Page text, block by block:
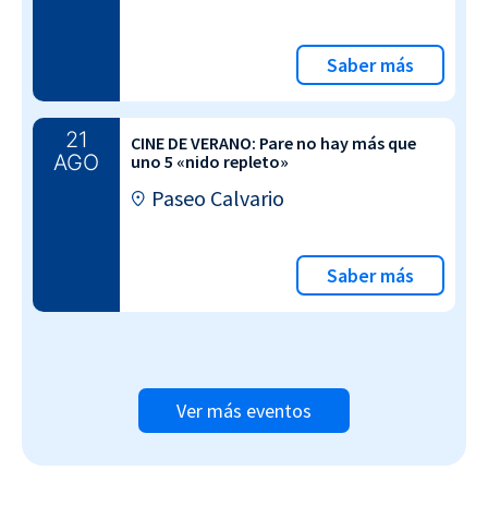
Saber más
21
AGO
CINE DE VERANO: Pare no hay más que
uno 5 «nido repleto»
Paseo Calvario
Saber más
Ver más eventos